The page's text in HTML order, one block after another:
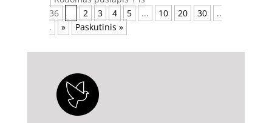
36
2 3 4 5 ... 10 20 30
..
.
» Paskutinis »